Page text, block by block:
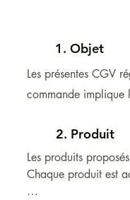
1. ​Objet
Les présentes CGV
commande implique
2. Produit
Les produits
Chaque produit est